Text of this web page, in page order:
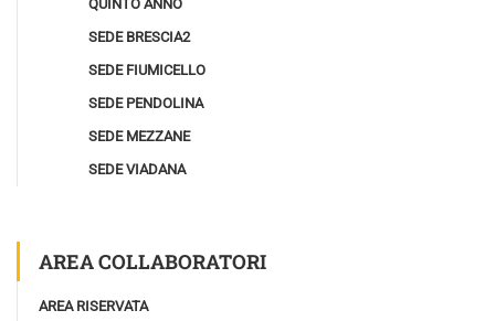
QUINTO ANNO
SEDE BRESCIA2
SEDE FIUMICELLO
SEDE PENDOLINA
SEDE MEZZANE
SEDE VIADANA
AREA COLLABORATORI
AREA RISERVATA